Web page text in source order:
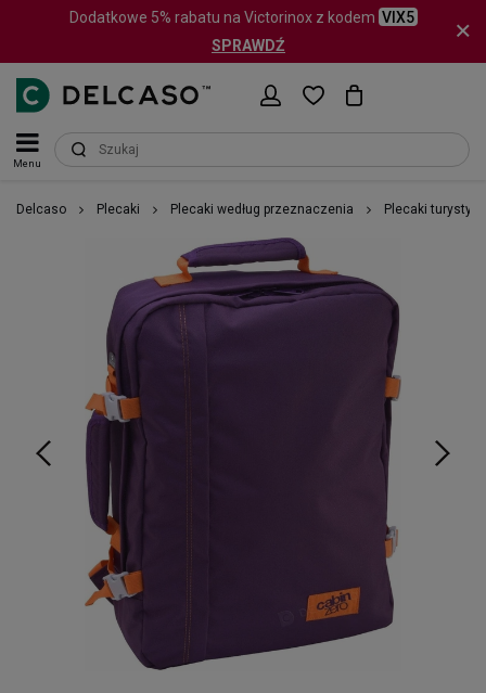
Dodatkowe 5% rabatu na Victorinox z kodem VIX5
SPRAWDŹ
Menu
Delcaso Plecaki Plecaki według przeznaczenia Plecaki